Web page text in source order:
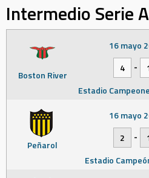
Intermedio Serie A
Boston River
16 mayo
4
-
Estadio
Peñarol
16 mayo
2
-
Estadio